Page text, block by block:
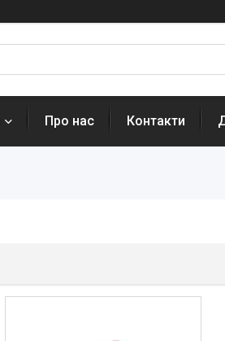
Про нас Контакти